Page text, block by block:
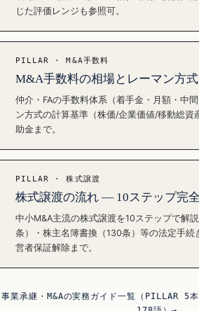
じた評価レンジも参照可。
PILLAR · M&A手数料
M&A手数料の相場とレーマン方式
仲介・FAの手数料体系（着手金・月額・中
ン方式の計算基準（株価/企業価値/移動総資
助金まで。
PILLAR · 株式譲渡
株式譲渡の流れ — 10ステップ完
中小M&A主流の株式譲渡を10ステップで解
条）・株主名簿書換（130条）等の法定手続
営者保証解除まで。
事業承継・M&Aの実務ガイド一覧（PILLAR